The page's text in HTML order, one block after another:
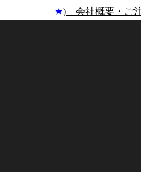
★) 会社概要・ご